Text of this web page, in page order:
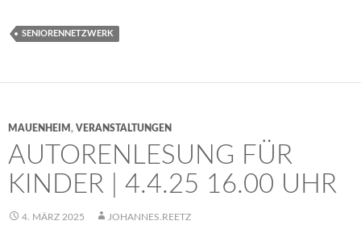
SENIORENNETZWERK
MAUENHEIM , VERANSTALTUNGEN
AUTORENLESUNG FÜR
KINDER | 4.4.25 16.00 UHR
4. MÄRZ 2025 JOHANNES.REETZ